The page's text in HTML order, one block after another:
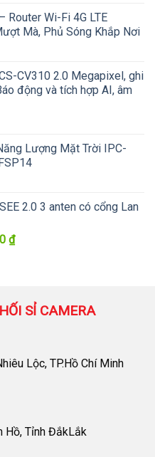
Router Wi-Fi 4G LTE
Mà, Phủ Sóng Khắp Nơi
CV310 2.0 Megapixel, ghi
động và tích hợp AI, âm
Lượng Mặt Trời IPC-
2.0 3 anten có cổng Lan
₫Giá
650,000 ₫.
SỈ CAMERA
Lộc, TP.Hồ Chí Minh
Hồ, Tỉnh ĐắkLắk